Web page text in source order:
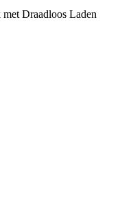
Draadloos Laden